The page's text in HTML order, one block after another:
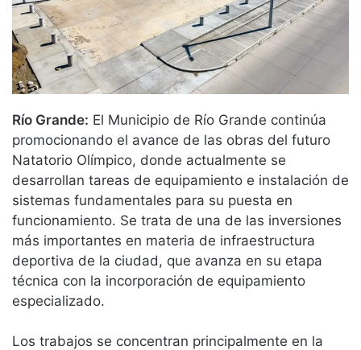
Río Grande: El Municipio de Río Grande continúa
promocionando el avance de las obras del futuro
Natatorio Olímpico, donde actualmente se
desarrollan tareas de equipamiento e instalación de
sistemas fundamentales para su puesta en
funcionamiento. Se trata de una de las inversiones
más importantes en materia de infraestructura
deportiva de la ciudad, que avanza en su etapa
técnica con la incorporación de equipamiento
especializado.
Los trabajos se concentran principalmente en la